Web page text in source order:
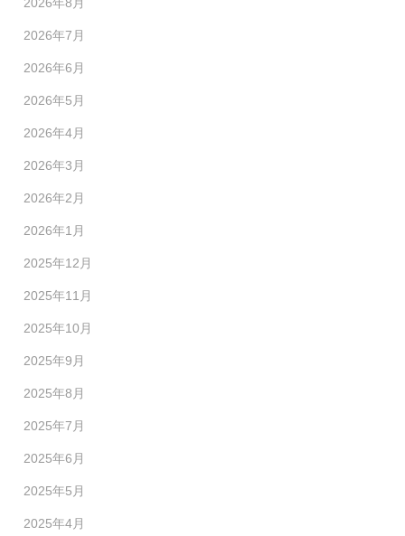
2026年7月
2026年6月
2026年5月
2026年4月
2026年3月
2026年2月
2026年1月
2025年12月
2025年11月
2025年10月
2025年9月
2025年8月
2025年7月
2025年6月
2025年5月
2025年4月